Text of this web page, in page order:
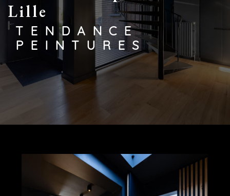
Lille
TENDANCE
PEINTURES